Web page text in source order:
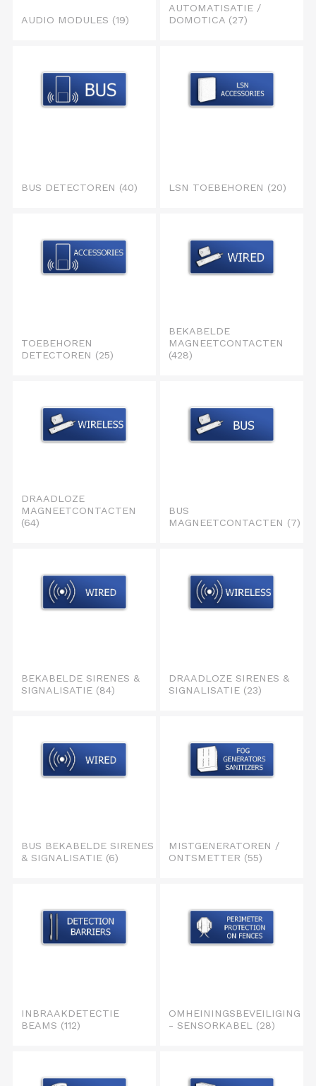
AUDIO MODULES (19)
AUTOMATISATIE /
DOMOTICA (27)
BUS DETECTOREN (40) LSN TOEBEHOREN (20)
TOEBEHOREN
DETECTOREN (25)
BEKABELDE
MAGNEETCONTACTEN
(428)
DRAADLOZE
MAGNEETCONTACTEN
(64)
BUS
MAGNEETCONTACTEN (7)
BEKABELDE SIRENES &
SIGNALISATIE (84)
DRAADLOZE SIRENES &
SIGNALISATIE (23)
BUS BEKABELDE SIRENES
& SIGNALISATIE (6)
MISTGENERATOREN /
ONTSMETTER (55)
INBRAAKDETECTIE
BEAMS (112)
OMHEININGSBEVEILIGING
- SENSORKABEL (28)